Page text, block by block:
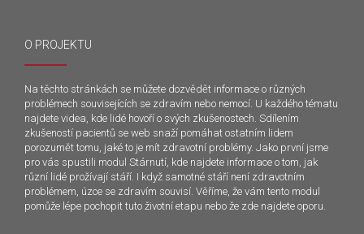
O PROJEKTU
Na těchto stránkách se můžete dozvědět informace o různých
problémech souvisejících se zdravím nebo nemocí. U každého tématu
najdete videa, kde lidé hovoří o svých zkušenostech. Sdílením
zkušeností pacientů se web snaží pomáhat ostatním lidem
porozumět tomu, jaké to je mít zdravotní problémy. Jako první jsme
pro vás spustili modul Stárnutí, kde najdete informace o tom, jak
různí lidé prožívají stáří. I když samotné stáří není zdravotním
problémem, úzce se zdravím souvisí. Věříme, že vám tento modul
pomůže lépe pochopit tuto životní etapu nebo že zde najdete oporu.